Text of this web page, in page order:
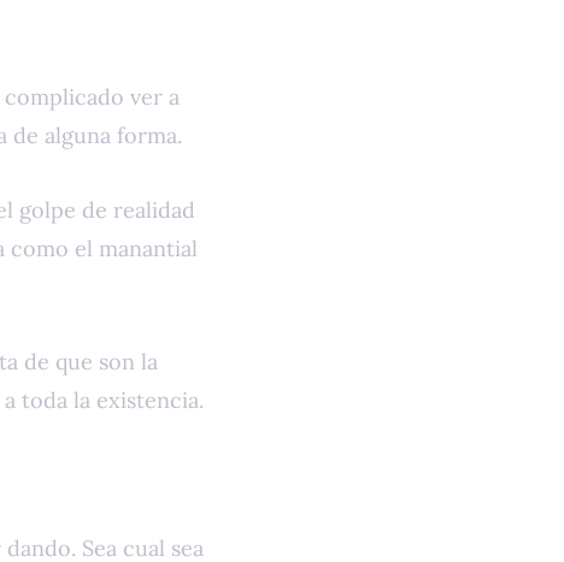
ver a
de alguna forma.
golpe de realidad
como el manantial
de que son la
toda la existencia.
Sea cual sea